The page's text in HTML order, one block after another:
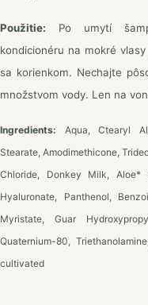
Použitie: Po umytí
kondicionéru na mokré
sa korienkom. Nechajte
množstvom vody. Len na
Ingredients: Aqua, Ctearyl
Stearate, Amodimethicone,
Chloride, Donkey Milk, Aloe*
Hyaluronate, Panthenol,
Myristate, Guar
Quaternium-80,
cultivated